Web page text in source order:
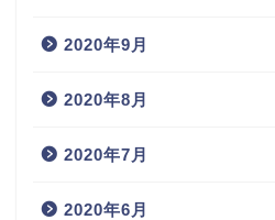
2020年9月
2020年8月
2020年7月
2020年6月